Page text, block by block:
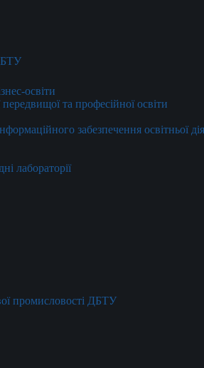
освіти
та професійної освіти
забезпечення освітньої
лабораторії
промисловості ДБТУ